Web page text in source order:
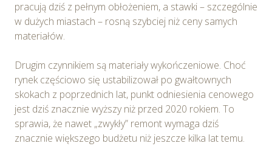
pracują dziś z pełnym obłożeniem, a stawki – szczególnie
w dużych miastach – rosną szybciej niż ceny samych
materiałów.
Drugim czynnikiem są materiały wykończeniowe. Choć
rynek częściowo się ustabilizował po gwałtownych
skokach z poprzednich lat, punkt odniesienia cenowego
jest dziś znacznie wyższy niż przed 2020 rokiem. To
sprawia, że nawet „zwykły” remont wymaga dziś
znacznie większego budżetu niż jeszcze kilka lat temu.